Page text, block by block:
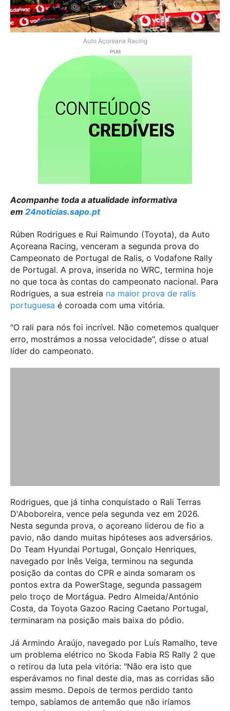
Auto Açoreana Racing
Acompanhe toda a atualidade informativa
em 24noticias.sapo.pt
Rúben Rodrigues e Rui Raimundo (Toyota), da Auto
Açoreana Racing, venceram a segunda prova do
Campeonato de Portugal de Ralis, o Vodafone Rally
de Portugal. A prova, inserida no WRC, termina hoje
no que toca às contas do campeonato nacional. Para
Rodrigues, a sua estreia na maior prova de ralis
portuguesa é coroada com uma vitória.
"O rali para nós foi incrível. Não cometemos qualquer
erro, mostrámos a nossa velocidade", disse o atual
líder do campeonato.
Rodrigues, que já tinha conquistado o Rali Terras
D'Aboboreira, vence pela segunda vez em 2026.
Nesta segunda prova, o açoreano liderou de fio a
pavio, não dando muitas hipóteses aos adversários.
Do Team Hyundai Portugal, Gonçalo Henriques,
navegado por Inês Veiga, terminou na segunda
posição da contas do CPR e ainda somaram os
pontos extra da PowerStage, segunda passagem
pelo troço de Mortágua. Pedro Almeida/António
Costa, da Toyota Gazoo Racing Caetano Portugal,
terminaram na posição mais baixa do pódio.
Já Armindo Araújo, navegado por Luís Ramalho, teve
um problema elétrico no Skoda Fabia RS Rally 2 que
o retirou da luta pela vitória: "Não era isto que
esperávamos no final deste dia, mas as corridas são
assim mesmo. Depois de termos perdido tanto
tempo, sabíamos de antemão que não iríamos